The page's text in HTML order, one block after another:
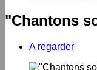
"Chantons
A regarder